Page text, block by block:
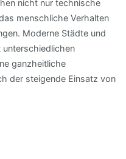
nicht nur technische
menschliche Verhalten
Moderne Städte und
unterschiedlichen
ganzheitliche
der steigende Einsatz von